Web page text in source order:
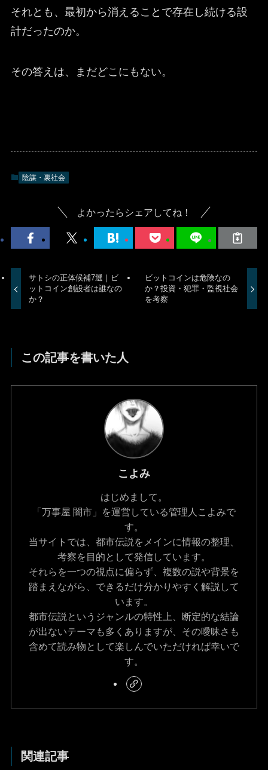
それとも、最初から消えることで存在し続ける設
計だったのか。
その答えは、まだどこにもない。
陰謀・裏社会
よかったらシェアしてね！
サトシの正体候補7選｜ビ
ットコイン創設者は誰なの
か？
ビットコインは危険なの
か？投資・犯罪・監視社会
を考察
この記事を書いた人
こよみ
はじめまして。
「万事屋 闇市」を運営している管理人こよみで
す。
当サイトでは、都市伝説をメインに情報の整理、
考察を目的として発信しています。
それらを一つの視点に偏らず、複数の説や背景を
踏まえながら、できるだけ分かりやすく解説して
います。
都市伝説というジャンルの特性上、断定的な結論
が出ないテーマも多くありますが、その曖昧さも
含めて読み物として楽しんでいただければ幸いで
す。
関連記事